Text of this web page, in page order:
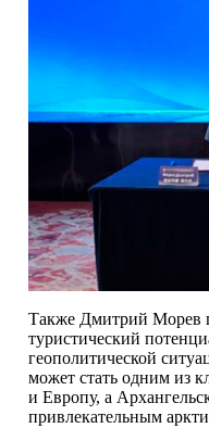
Также Дмитрий Морев
туристический
геополитической
может стать одним из
и Европу, а
привлекательным